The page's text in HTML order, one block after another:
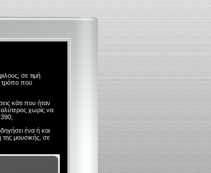
σε τιμή
τρόπο που
κάτι που ήταν
χωρίς να
ένα ή και
μουσικής, σε